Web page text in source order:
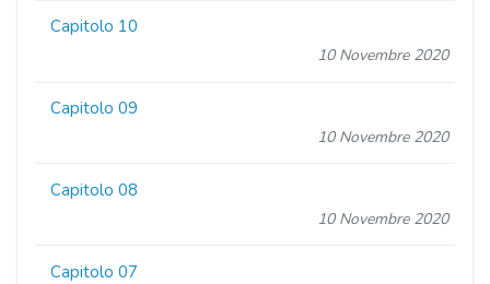
Capitolo 10
10 Novembre 2020
Capitolo 09
10 Novembre 2020
Capitolo 08
10 Novembre 2020
Capitolo 07